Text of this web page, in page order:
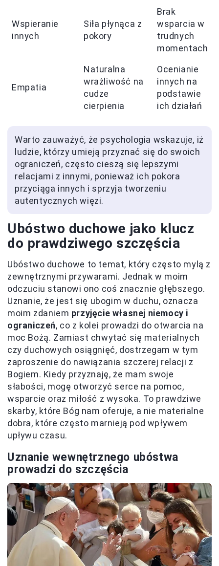
Wspieranie
innych
Siła płynąca z
pokory
Brak
wsparcia w
trudnych
momentach
Empatia
Naturalna
wrażliwość na
cudze
cierpienia
Ocenianie
innych na
podstawie
ich działań
Warto zauważyć, że psychologia wskazuje, iż
ludzie, którzy umieją przyznać się do swoich
ograniczeń, często cieszą się lepszymi
relacjami z innymi, ponieważ ich pokora
przyciąga innych i sprzyja tworzeniu
autentycznych więzi.
Ubóstwo duchowe jako klucz
do prawdziwego szczęścia
Ubóstwo duchowe to temat, który często mylą z
zewnętrznymi przywarami. Jednak w moim
odczuciu stanowi ono coś znacznie głębszego.
Uznanie, że jest się ubogim w duchu, oznacza
moim zdaniem przyjęcie własnej niemocy i
ograniczeń, co z kolei prowadzi do otwarcia na
moc Bożą. Zamiast chwytać się materialnych
czy duchowych osiągnięć, dostrzegam w tym
zaproszenie do nawiązania szczerej relacji z
Bogiem. Kiedy przyznaję, że mam swoje
słabości, mogę otworzyć serce na pomoc,
wsparcie oraz miłość z wysoka. To prawdziwe
skarby, które Bóg nam oferuje, a nie materialne
dobra, które często marnieją pod wpływem
upływu czasu.
Uznanie wewnętrznego ubóstwa
prowadzi do szczęścia